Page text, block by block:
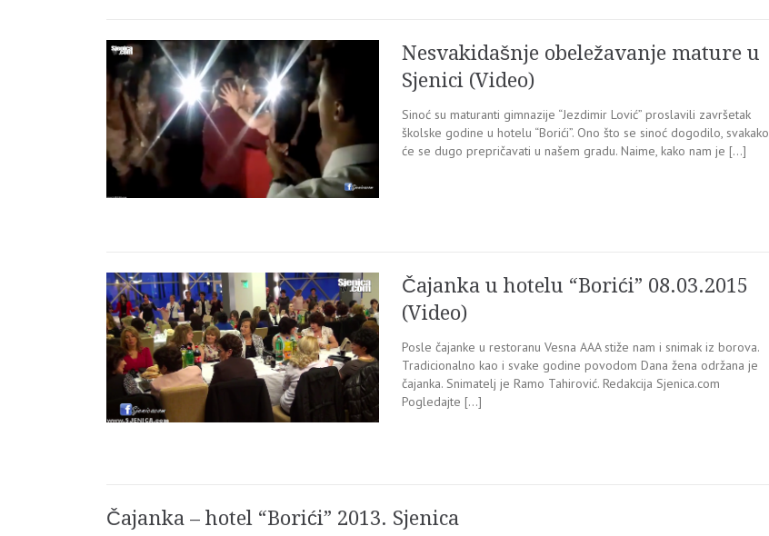
Nesvakidašnje obeležavanje mature u
Sjenici (Video)
Sinoć su maturanti gimnazije “Jezdimir Lović” proslavili završetak
školske godine u hotelu “Borići”. Ono što se sinoć dogodilo, svakako
će se dugo prepričavati u našem gradu. Naime, kako nam je […]
Čajanka u hotelu “Borići” 08.03.2015
(Video)
Posle čajanke u restoranu Vesna AAA stiže nam i snimak iz borova.
Tradicionalno kao i svake godine povodom Dana žena održana je
čajanka. Snimatelj je Ramo Tahirović. Redakcija Sjenica.com
Pogledajte […]
Čajanka – hotel “Borići” 2013. Sjenica